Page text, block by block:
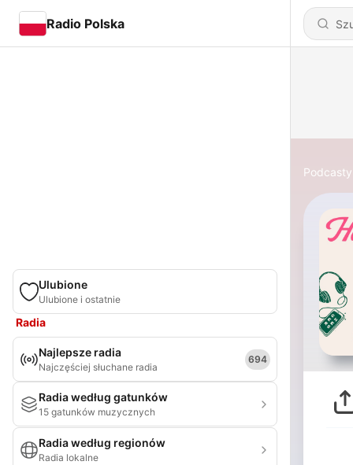
Radio Polska
Ulubione
Ulubione i ostatnie
Radia
Najlepsze radia
Najczęściej słuchane radia
694
Radia według gatunków
15 gatunków muzycznych
Radia według regionów
Radia lokalne
Podcasty